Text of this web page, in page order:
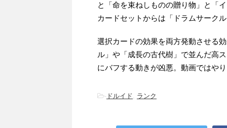
と「命を束ねしものの贈り物」と「
カードセットからは「ドラムサーク
選択カードの効果を両方発動させる
ル」や「成長の古代樹」で並んだ高
にバフする動きが凶悪。動画ではや
- ドルイド, ランク